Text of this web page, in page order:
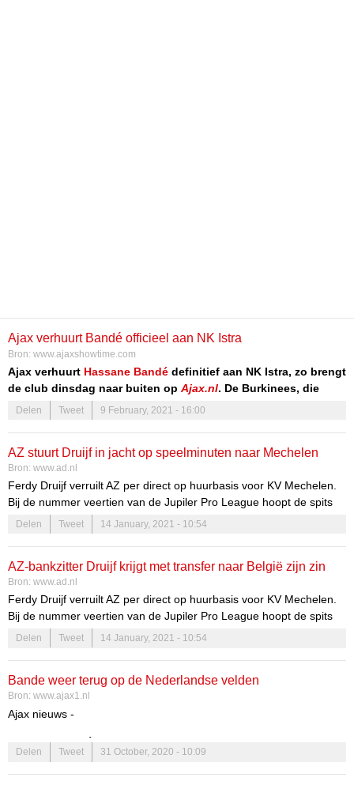
Ajax verhuurt Bandé officieel aan NK Istra
Bron: www.ajaxshowtime.com
Ajax verhuurt Hassane Bandé definitief aan NK Istra, zo brengt
de club dinsdag naar buiten op Ajax.nl. De Burkinees, die
eerder terugkeerde van een huurperiode bij FC Thun, gaat
voor anderhalf jaar aan de slag bij de club uit Kroatië.
Delen Tweet 9 February, 2021 - 16:00
AZ stuurt Druijf in jacht op speelminuten naar Mechelen
Bron: www.ad.nl
Ferdy Druijf verruilt AZ per direct op huurbasis voor KV Mechelen.
Bij de nummer veertien van de Jupiler Pro League hoopt de spits
de komende maanden basisspeler te zijn, iets wat hem in Alkmaar
niet lukte. Mechelen heeft een optie tot koop bedongen.
Delen Tweet 14 January, 2021 - 10:54
AZ-bankzitter Druijf krijgt met transfer naar België zijn zin
Bron: www.ad.nl
Ferdy Druijf verruilt AZ per direct op huurbasis voor KV Mechelen.
Bij de nummer veertien van de Jupiler Pro League hoopt de spits
de komende maanden basisspeler te zijn, iets wat hem in Alkmaar
niet lukte. Mechelen heeft een optie tot koop bedongen.
Delen Tweet 14 January, 2021 - 10:54
Bande weer terug op de Nederlandse velden
Bron: www.ajax1.nl
Ajax nieuws -
Hassane Bandé maakte in 2018 de overstap van KV Mechelen
naar Ajax. De jonge getalenteerde buitenspeler was gewild in
Europa en koos uiteindelijk voor een avontuur in Amsterdam.
Delen Tweet 31 October, 2020 - 10:09